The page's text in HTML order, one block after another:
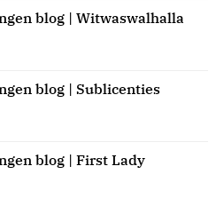
blog | Witwaswalhalla
blog | Sublicenties
blog | First Lady